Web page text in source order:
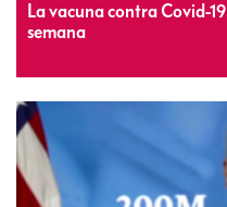
La vacuna contra Covid-
semana